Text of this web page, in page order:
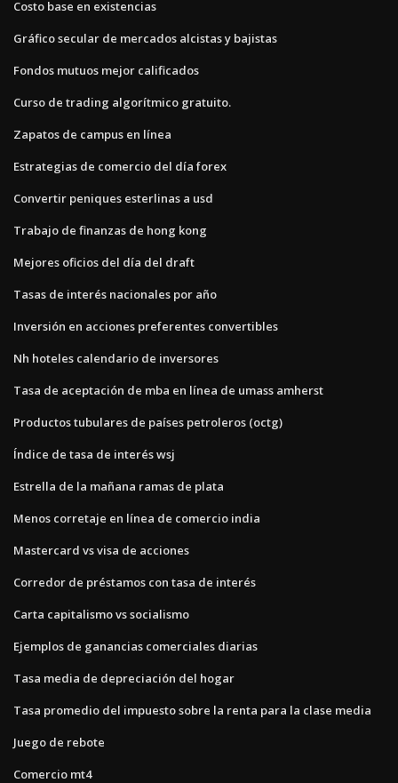
Costo base en existencias
Gráfico secular de mercados alcistas y bajistas
Fondos mutuos mejor calificados
Curso de trading algorítmico gratuito.
Zapatos de campus en línea
Estrategias de comercio del día forex
Convertir peniques esterlinas a usd
Trabajo de finanzas de hong kong
Mejores oficios del día del draft
Tasas de interés nacionales por año
Inversión en acciones preferentes convertibles
Nh hoteles calendario de inversores
Tasa de aceptación de mba en línea de umass amherst
Productos tubulares de países petroleros (octg)
Índice de tasa de interés wsj
Estrella de la mañana ramas de plata
Menos corretaje en línea de comercio india
Mastercard vs visa de acciones
Corredor de préstamos con tasa de interés
Carta capitalismo vs socialismo
Ejemplos de ganancias comerciales diarias
Tasa media de depreciación del hogar
Tasa promedio del impuesto sobre la renta para la clase media
Juego de rebote
Comercio mt4